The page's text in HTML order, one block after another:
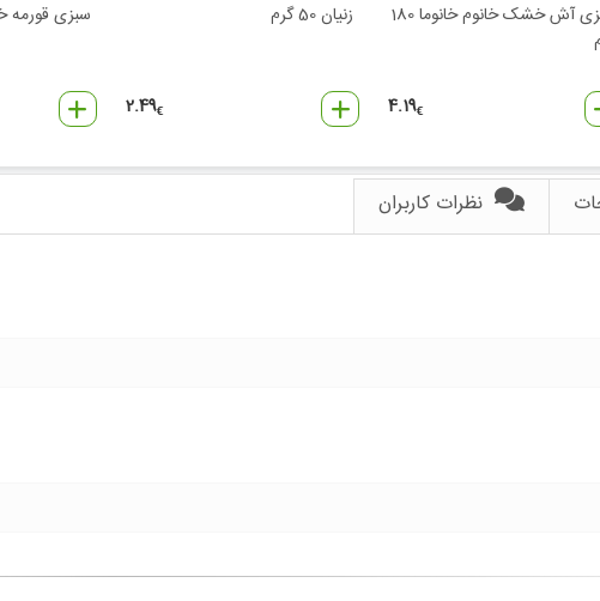
سبزی آش خشک خانوم خانوما 180
4.19€
زنیان 50 گرم
2.49€
سبزی قورمه خشک
نظرات کاربران